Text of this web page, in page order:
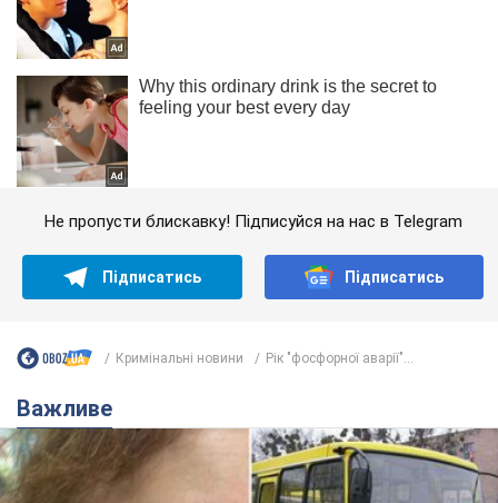
Не пропусти блискавку! Підписуйся на нас в Telegram
Підписатись Підписатись
Кримінальні новини Рік "фосфорної аварії"...
Важливе